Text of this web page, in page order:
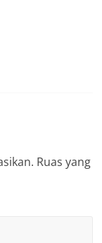
Ruas yang